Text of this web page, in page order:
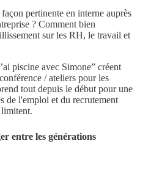
pertinente en interne auprès
? Comment bien
sur les RH, le travail et
piscine avec Simone” créent
/ ateliers pour les
tout depuis le début pour une
de l'emploi et du recrutement
limitent.
entre les générations